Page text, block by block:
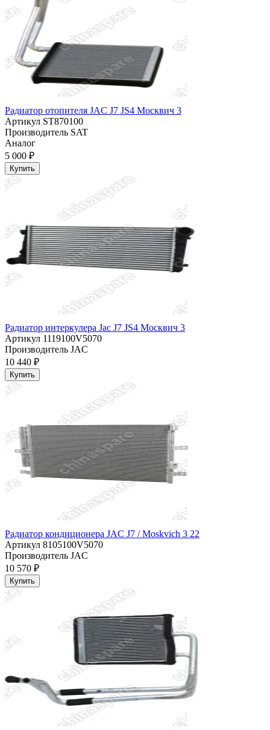
Радиатор отопителя JAC J7 JS4 Москвич 3
Артикул ST870100
Производитель SAT
Аналог
5 000 ₽
Купить
Радиатор интеркулера Jac J7 JS4 Москвич 3
Артикул 1119100V5070
Производитель JAC
10 440 ₽
Купить
Радиатор кондиционера JAC J7 / Moskvich 3 22
Артикул 8105100V5070
Производитель JAC
10 570 ₽
Купить